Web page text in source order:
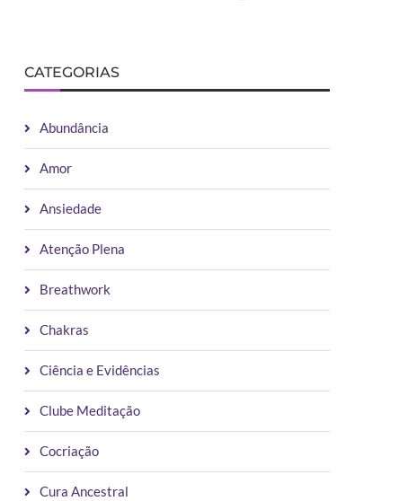
CATEGORIAS
Abundância
Amor
Ansiedade
Atenção Plena
Breathwork
Chakras
Ciência e Evidências
Clube Meditação
Cocriação
Cura Ancestral